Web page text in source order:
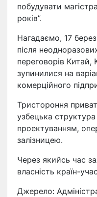
побудувати
років”.
Нагадаємо, 17
після
переговорів Китай,
зупинилися на
комерційного
Тристороння
узбецька
проектуванням,
залізницею.
Через якийсь час
власність країн-
Джерело: